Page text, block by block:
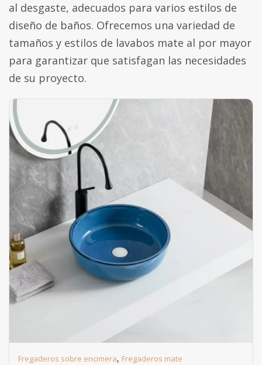
al desgaste, adecuados para varios estilos de
diseño de baños. Ofrecemos una variedad de
tamaños y estilos de lavabos mate al por mayor
para garantizar que satisfagan las necesidades
de su proyecto.
Fregaderos sobre encimera, Fregaderos mate